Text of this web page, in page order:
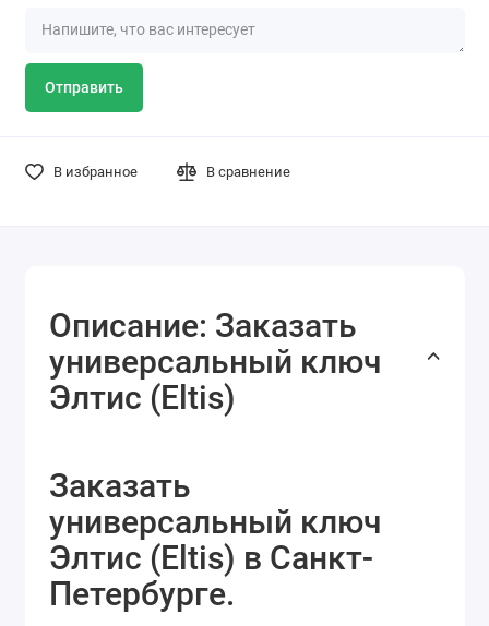
Отправить
В избранное В сравнение
Описание: Заказать
универсальный ключ
Элтис (Eltis)
Заказать
универсальный ключ
Элтис (Eltis) в Санкт-
Петербурге.